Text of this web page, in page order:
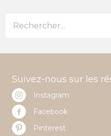
Suivez-nous sur les
Instagram
Facebook
Pinterest